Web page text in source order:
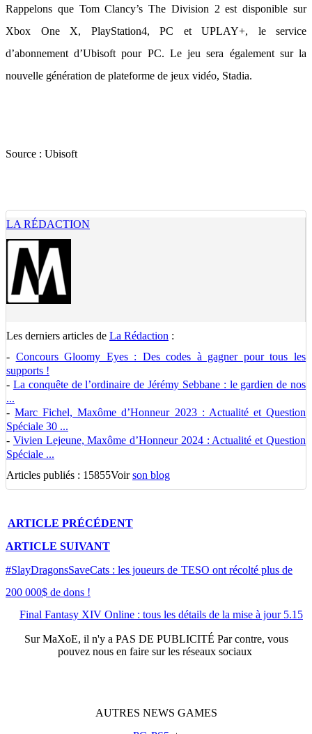
Rappelons que Tom Clancy’s The Division 2 est disponible sur
Xbox One X, PlayStation4, PC et UPLAY+, le service
d’abonnement d’Ubisoft pour PC. Le jeu sera également sur la
nouvelle génération de plateforme de jeux vidéo, Stadia.
Source : Ubisoft
LA RÉDACTION
Les derniers articles de La Rédaction :
- Concours Gloomy Eyes : Des codes à gagner pour tous les
supports !
- La conquête de l’ordinaire de Jérémy Sebbane : le gardien de nos
...
-Marc Fichel, Maxôme d’Honneur 2023 : Actualité et Question
Spéciale 30 ...
- Vivien Lejeune, Maxôme d’Honneur 2024 : Actualité et Question
Spéciale ...
Articles publiés : 15855Voirson blog
ARTICLE PRÉCÉDENT
ARTICLE SUIVANT
#SlayDragonsSaveCats : les joueurs de TESO ont récolté plus de
200 000$ de dons !
Final Fantasy XIV Online : tous les détails de la mise à jour 5.15
SurMaXoE, il n'y a PAS DE PUBLICITÉ Par contre, vous
pouvez nous en faire sur les réseaux sociaux
AUTRES NEWS GAMES